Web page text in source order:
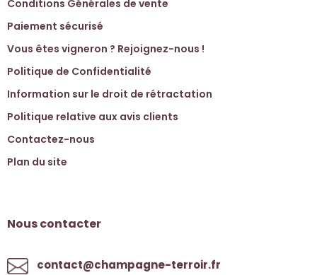
Conditions Générales de vente
Paiement sécurisé
Vous êtes vigneron ? Rejoignez-nous !
Politique de Confidentialité
Information sur le droit de rétractation
Politique relative aux avis clients
Contactez-nous
Plan du site
Nous contacter
contact@champagne-terroir.fr